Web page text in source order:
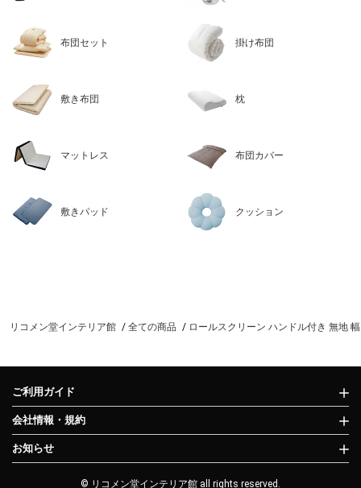
布団セット 掛け布団
敷き布団 枕
マットレス 布団カバー
敷きパッド クッション
リコメン堂インテリア館 全ての商品 ロールスクリーン ハンドル付き 無地
ご利用ガイド
会社情報・規約
お知らせ
© リコメン堂インテリア館 all rights reserved.